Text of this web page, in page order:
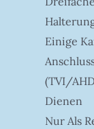
Einige
(TVI/
Dienen
Nur Als